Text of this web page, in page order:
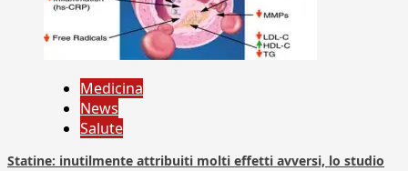
Medicina
News
Salute
Statine: inutilmente attribuiti molti effetti avversi, lo studio